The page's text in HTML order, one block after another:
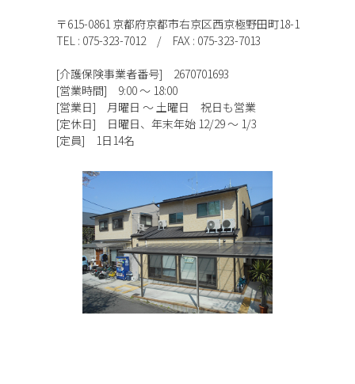
〒615-0861 京都府京都市右京区西京極野田町18-1
TEL : 075-323-7012 / FAX : 075-323-7013
[介護保険事業者番号] 2670701693
[営業時間] 9:00 ～ 18:00
[営業日] 月曜日 ～ 土曜日 祝日も営業
[定休日] 日曜日、年末年始 12/29 ～ 1/3
[定員] 1日14名